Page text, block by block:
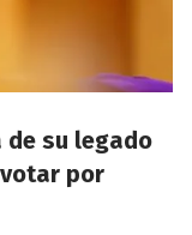
de su legado
por